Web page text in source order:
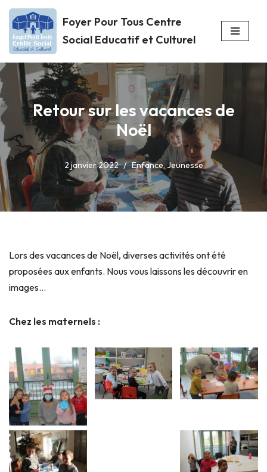
Aller
au
contenu
Foyer Pour Tous Centre
Social Educatif et Culturel
Retour sur les vacances de
Noël
2 janvier 2022 Enfance,Jeunesse
Lors des vacances de Noël, diverses activités ont été
proposées aux enfants. Nous vous laissons les découvrir en
images…
Chez les maternels :